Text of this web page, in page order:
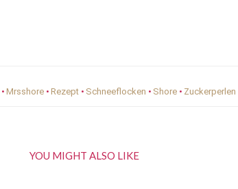
• Mrsshore • Rezept • Schneeflocken • Shore • Zuckerperlen
YOU MIGHT ALSO LIKE